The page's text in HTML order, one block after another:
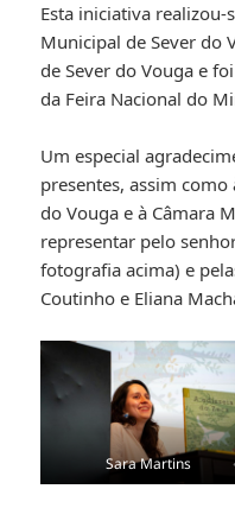
Esta iniciativa realizou-
Municipal de Sever do
de Sever do Vouga e
da Feira Nacional do
Um especial
presentes, assim
do Vouga e à Câmara
representar pelo
fotografia acima) e
Coutinho e Eliana
Sara Martins